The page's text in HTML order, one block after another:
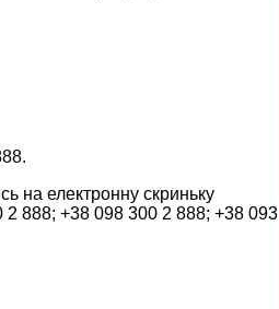
на електронну скриньку
2 888; +38 098 300 2 888; +38 093